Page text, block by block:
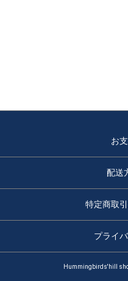
お
配送
特定商取
プライ
Hummingbirds'hill